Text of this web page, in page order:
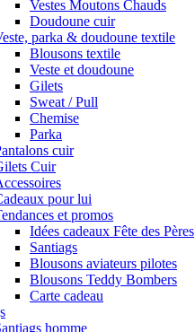
Vestes Moutons Chauds
Doudoune cuir
parka & doudoune textile
Blousons textile
Veste et doudoune
Gilets
Sweat / Pull
Chemise
Parka
cuir
Cuir
pour lui
et promos
Idées cadeaux Fête des Pères
Santiags
Blousons aviateurs pilotes
Blousons Teddy Bombers
Carte cadeau
homme